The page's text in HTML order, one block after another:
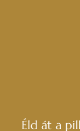
Éld át a